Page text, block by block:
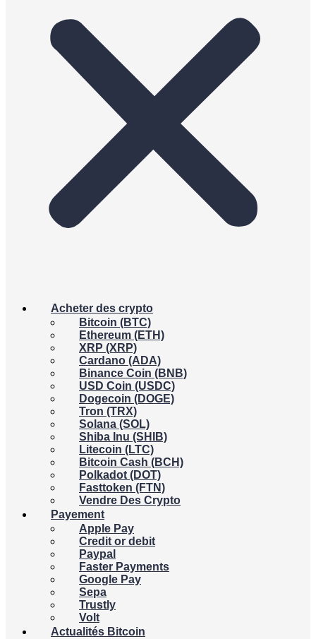
Acheter des crypto
Bitcoin (BTC)
Ethereum (ETH)
XRP (XRP)
Cardano (ADA)
Binance Coin (BNB)
USD Coin (USDC)
Dogecoin (DOGE)
Tron (TRX)
Solana (SOL)
Shiba Inu (SHIB)
Litecoin (LTC)
Bitcoin Cash (BCH)
Polkadot (DOT)
Fasttoken (FTN)
Vendre Des Crypto
Payement
Apple Pay
Credit or debit
Paypal
Faster Payments
Google Pay
Sepa
Trustly
Volt
Actualités Bitcoin